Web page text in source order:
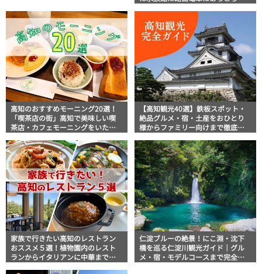
高知のおすすめモーニング20選！
「喫茶店の街」高知で美味しい喫
茶店・カフェモーニングをいただ
【高知観光40選】鉄板スポット・
絶品グルメ・宿・土産をおひとり
様からファミリー向けまで徹底解
家族で行きたい高知のレストラン
おススメ５選！植物園内のレスト
ランからイタリアンに中華まで楽
仁淀ブルーの絶景！にこ淵・沈下
橋を巡る仁淀川観光ガイド｜グル
メ・宿・モデルコースまで完全網